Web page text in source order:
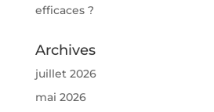
efficaces ?
Archives
juillet 2026
mai 2026